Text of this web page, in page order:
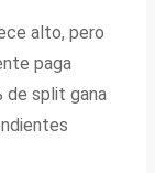
alto, pero
paga
de split gana